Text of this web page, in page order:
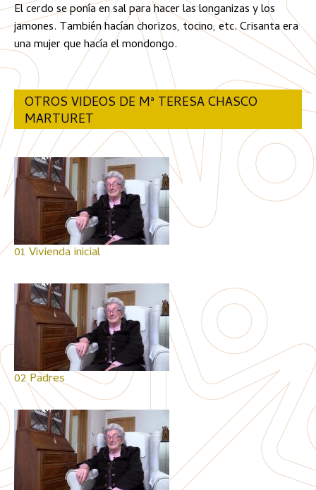
El cerdo se ponía en sal para hacer las longanizas y los
jamones. También hacían chorizos, tocino, etc. Crisanta era
una mujer que hacía el mondongo.
OTROS VIDEOS DE Mª TERESA CHASCO
MARTURET
01 Vivienda inicial
02 Padres